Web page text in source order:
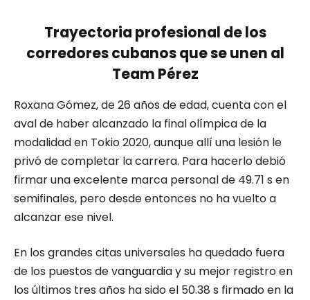
Trayectoria profesional de los
corredores cubanos que se unen al
Team Pérez
Roxana Gómez, de 26 años de edad, cuenta con el
aval de haber alcanzado la final olímpica de la
modalidad en Tokio 2020, aunque allí una lesión le
privó de completar la carrera. Para hacerlo debió
firmar una excelente marca personal de 49.71 s en
semifinales, pero desde entonces no ha vuelto a
alcanzar ese nivel.
En los grandes citas universales ha quedado fuera
de los puestos de vanguardia y su mejor registro en
los últimos tres años ha sido el 50.38 s firmado en la